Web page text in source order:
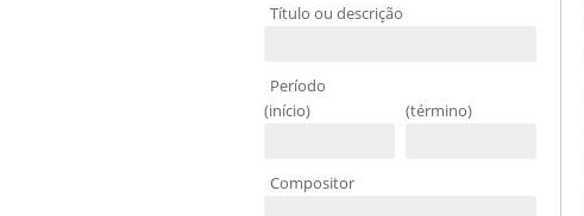
Título ou descrição
Período
(início)
(término)
Compositor